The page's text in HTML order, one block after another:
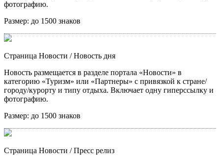
фотографию.
Размер: до 1500 знаков
Страница Новости / Новость дня
Новость размещается в разделе портала «Новости» в
категорию «Туризм» или «Партнеры» с привязкой к стране/
городу/курорту и типу отдыха. Включает одну гиперссылку и
фотографию.
Размер: до 1500 знаков
Страница Новости / Пресс релиз